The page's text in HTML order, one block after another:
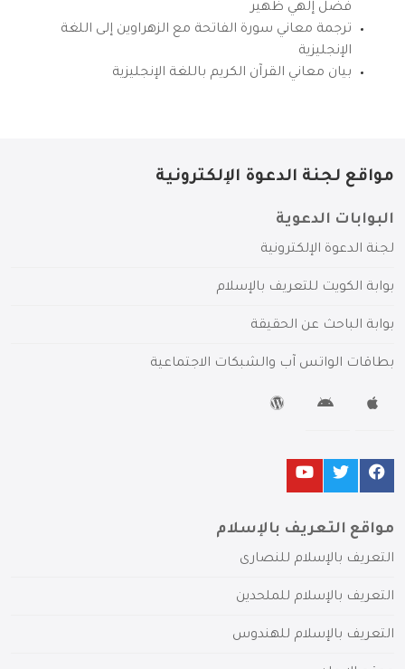
فضل إلهي ظهير
ترجمة معاني سورة الفاتحة مع الزهراوين إلى اللغة
الإنجليزية
بيان معاني القرآن الكريم باللغة الإنجليزية
مواقع لجنة الدعوة الإلكترونية
البوابات الدعوية
لجنة الدعوة الإلكترونية
بوابة الكويت للتعريف بالإسلام
بوابة الباحث عن الحقيقة
بطاقات الواتس آب والشبكات الاجتماعية
مواقع التعريف بالإسلام
التعريف بالإسلام للنصارى
التعريف بالإسلام للملحدين
التعريف بالإسلام للهندوس